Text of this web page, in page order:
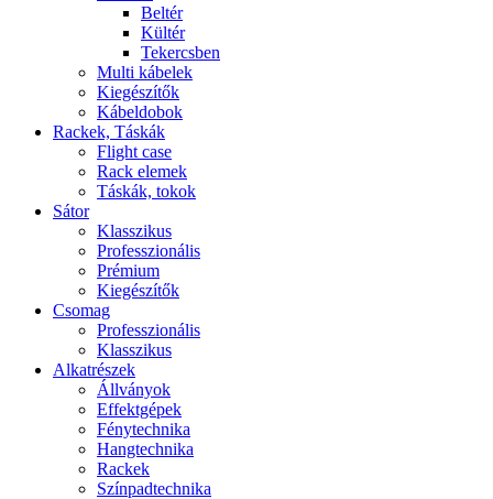
Beltér
Kültér
Tekercsben
Multi kábelek
Kiegészítők
Kábeldobok
Rackek, Táskák
Flight case
Rack elemek
Táskák, tokok
Sátor
Klasszikus
Professzionális
Prémium
Kiegészítők
Csomag
Professzionális
Klasszikus
Alkatrészek
Állványok
Effektgépek
Fénytechnika
Hangtechnika
Rackek
Színpadtechnika